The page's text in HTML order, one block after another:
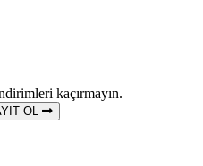
kaçırmayın.
OL